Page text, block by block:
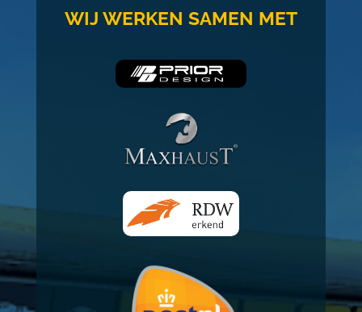
WIJ WERKEN SAMEN MET